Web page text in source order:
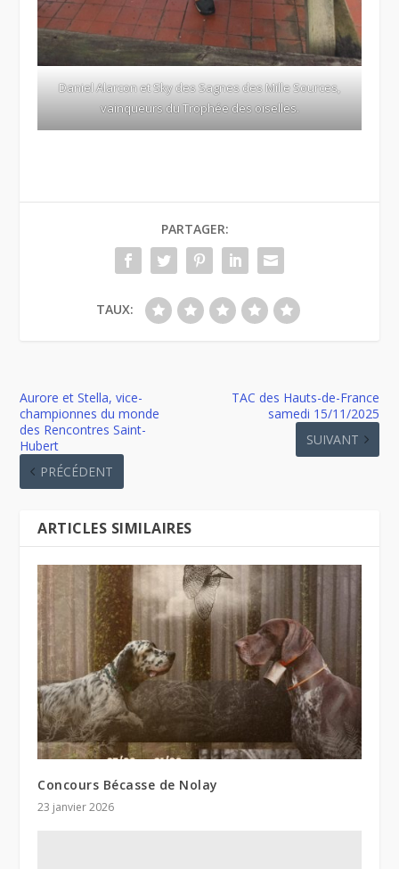
Daniel Alarcon et Sky des Sagnes des Mille Sources,
vainqueurs du Trophée des oiselles.
PARTAGER:
TAUX:
Aurore et Stella, vice-
championnes du monde
des Rencontres Saint-
Hubert
PRÉCÉDENT
TAC des Hauts-de-France
samedi 15/11/2025
SUIVANT
ARTICLES SIMILAIRES
Concours Bécasse de Nolay
23 janvier 2026